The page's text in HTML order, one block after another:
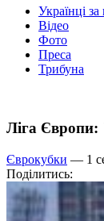
Українці
Відео
Фото
Преса
Трибуна
Ліга Європи:
Єврокубки — 1
Поділитись: